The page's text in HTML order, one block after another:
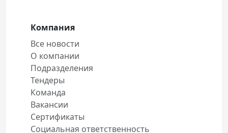
Компания
Все новости
О компании
Подразделения
Тендеры
Команда
Вакансии
Сертификаты
Социальная ответственность